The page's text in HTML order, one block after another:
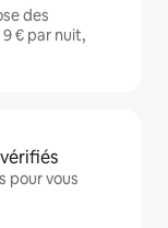
des
€ par nuit,
pour vous